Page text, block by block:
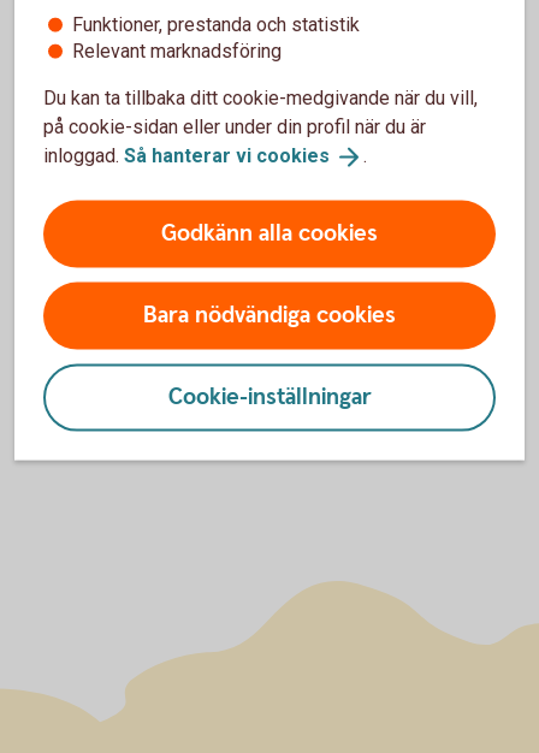
Finansiera företagsbilar
Leasa bil (en bil eller enstaka bilar)
Bilpark via Autoplan (20 bilar ochuppåt)
godkänna cookies för Funktioner, prestanda
och statistik.
Inställningar för cookies
Funktioner, prestanda och statistik
Relevant marknadsföring
Du kan ta tillbaka ditt cookie-medgivande när du vill,
på cookie-sidan eller under din profil när du är
inloggad. Så hanterar vi cookies .
Godkänn alla cookies
Bara nödvändiga cookies
Cookie-inställningar